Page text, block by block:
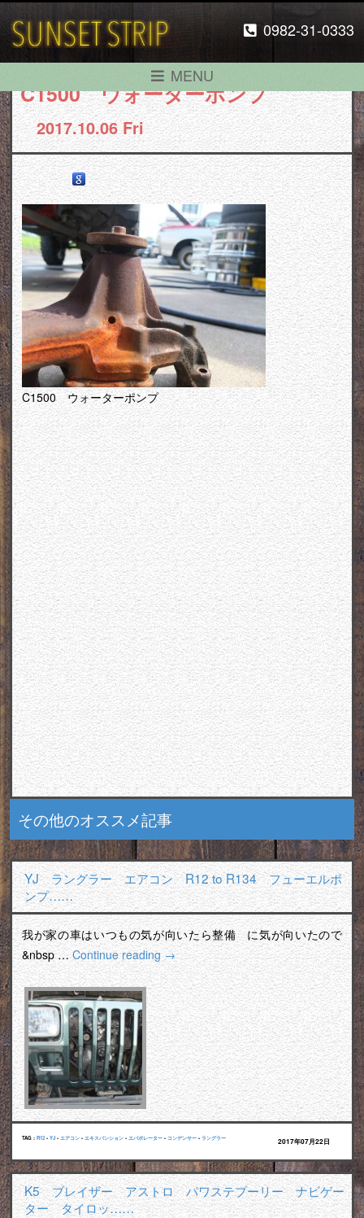
0982-31-0333
MENU
C1500 ウォーターポンプ
2017.10.06 Fri
C1500 ウォーターポンプ
その他のオススメ記事
YJ ラングラー エアコン R12 to R134 フューエルポ
ンプ……
我が家の車はいつもの気が向いたら整備 に気が向いたので
&nbsp …Continue reading→
TAG : R12 • YJ • エアコン • エキスパンション • エバポレーター • コンデンサー • ラングラー 2017年07月22日
K5 ブレイザー アストロ パワステプーリー ナビゲー
ター タイロッ……